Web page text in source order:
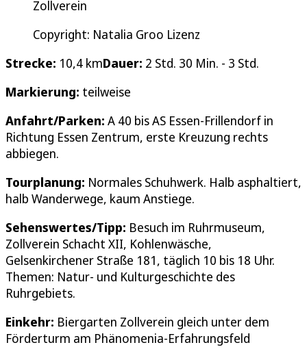
Zollverein
Copyright: Natalia Groo Lizenz
Strecke: 10,4 kmDauer: 2 Std. 30 Min. - 3 Std.
Markierung: teilweise
Anfahrt/Parken: A 40 bis AS Essen-Frillendorf in
Richtung Essen Zentrum, erste Kreuzung rechts
abbiegen.
Tourplanung: Normales Schuhwerk. Halb asphaltiert,
halb Wanderwege, kaum Anstiege.
Sehenswertes/Tipp: Besuch im Ruhrmuseum,
Zollverein Schacht XII, Kohlenwäsche,
Gelsenkirchener Straße 181, täglich 10 bis 18 Uhr.
Themen: Natur- und Kulturgeschichte des
Ruhrgebiets.
Einkehr: Biergarten Zollverein gleich unter dem
Förderturm am Phänomenia-Erfahrungsfeld